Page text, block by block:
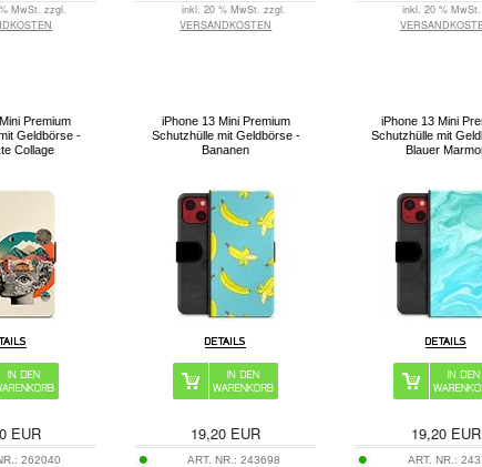
MwSt. zzgl.
inkl. 20 % MwSt. zzgl.
VERSANDKOSTEN
inkl. 20 %
Premium
Geldbörse -
Collage
EUR
262040
iPhone 13 Mini Premium
Schutzhülle mit Geldbörse -
Bananen
19,20 EUR
ART. NR.:243698
iPhone 13 Mini
Schutzhülle mit
Blauer
19,20EUR
ART. NR.: